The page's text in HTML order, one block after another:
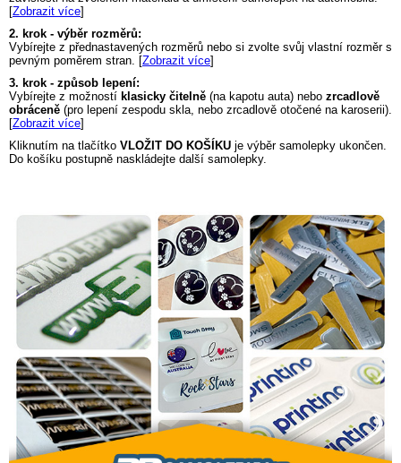
[Zobrazit více]
2. krok - výběr rozměrů:
Vybírejte z přednastavených rozměrů nebo si zvolte svůj vlastní rozměr s
pevným poměrem stran. [Zobrazit více]
3. krok - způsob lepení:
Vybírejte z možností klasicky čitelně (na kapotu auta) nebo zrcadlově
obráceně (pro lepení zespodu skla, nebo zrcadlově otočené na karoserii).
[Zobrazit více]
Kliknutím na tlačítko VLOŽIT DO KOŠÍKU je výběr samolepky ukončen.
Do košíku postupně naskládejte další samolepky.